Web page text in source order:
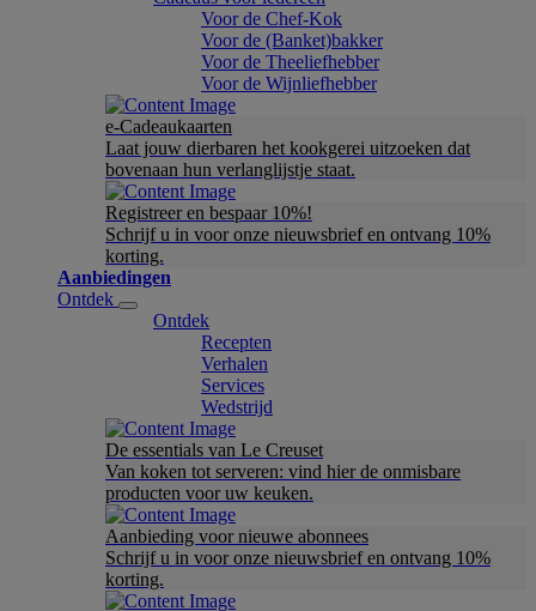
Voor de Chef-Kok
Voor de (Banket)bakker
Voor de Theeliefhebber
Voor de Wijnliefhebber
e-Cadeaukaarten
Laat jouw dierbaren het kookgerei uitzoeken dat
bovenaan hun verlanglijstje staat.
Registreer en bespaar 10%!
Schrijf u in voor onze nieuwsbrief en ontvang 10%
korting.
Aanbiedingen
Ontdek
Ontdek
Recepten
Verhalen
Services
Wedstrijd
De essentials van Le Creuset
Van koken tot serveren: vind hier de onmisbare
producten voor uw keuken.
Aanbieding voor nieuwe abonnees
Schrijf u in voor onze nieuwsbrief en ontvang 10%
korting.